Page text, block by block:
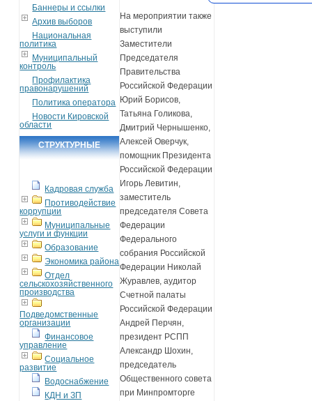
Баннеры и ссылки
Архив выборов
Национальная
политика
Муниципальный
контроль
Профилактика
правонарушений
Политика оператора
Новости Кировской
области
СТРУКТУРНЫЕ
Кадровая служба
Противодействие
коррупции
Муниципальные
услуги и функции
Образование
Экономика района
Отдел
сельскохозяйственного
производства
Подведомственные
организации
Финансовое
управление
Социальное
развитие
Водоснабжение
КДН и ЗП
На мероприятии также
выступили
Заместители
Председателя
Правительства
Российской Федерации
Юрий Борисов,
Татьяна Голикова,
Дмитрий Чернышенко,
Алексей Оверчук,
помощник Президента
Российской Федерации
Игорь Левитин,
заместитель
председателя Совета
Федерации
Федерального
собрания Российской
Федерации Николай
Журавлев, аудитор
Счетной палаты
Российской Федерации
Андрей Перчян,
президент РСПП
Александр Шохин,
председатель
Общественного совета
при Минпромторге